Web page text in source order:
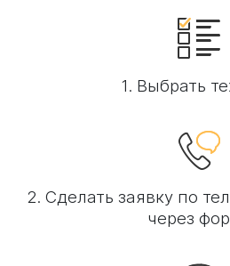
1. Выбрать
2. Сделать заявку по
через